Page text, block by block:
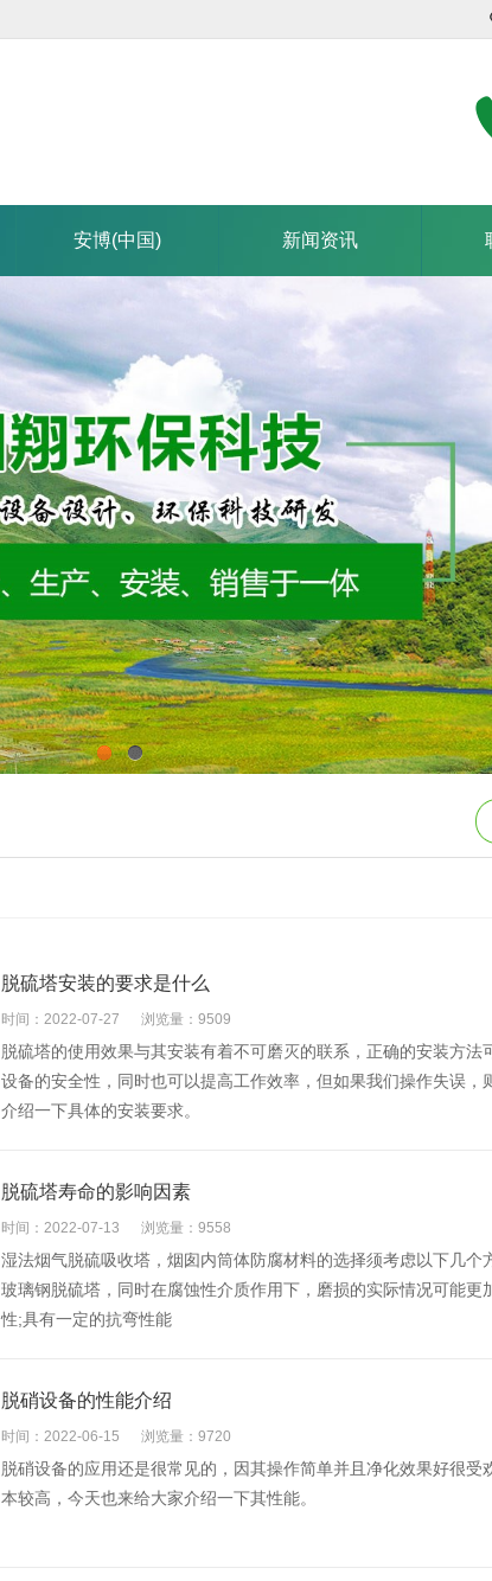
安博(中国) 新闻资讯
1 2
脱硫塔安装的要求是什么
时间：2022-07-27 浏览量：9509
脱硫塔的使用效果与其安装有着不可磨灭的联系，正确的安装方
设备的安全性，同时也可以提高工作效率，但如果我们操作失误
介绍一下具体的安装要求。
脱硫塔寿命的影响因素
时间：2022-07-13 浏览量：9558
湿法烟气脱硫吸收塔，烟囱内筒体防腐材料的选择须考虑以下几个
玻璃钢脱硫塔，同时在腐蚀性介质作用下，磨损的实际情况可能
性;具有一定的抗弯性能
脱硝设备的性能介绍
时间：2022-06-15 浏览量：9720
脱硝设备的应用还是很常见的，因其操作简单并且净化效果好很
本较高，今天也来给大家介绍一下其性能。